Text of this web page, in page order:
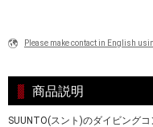
Please make contact in English
商品説明
SUUNTO(スント)のダイビング